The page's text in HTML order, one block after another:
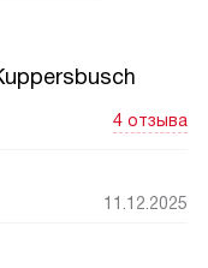
4 отзыва
11.12.2025